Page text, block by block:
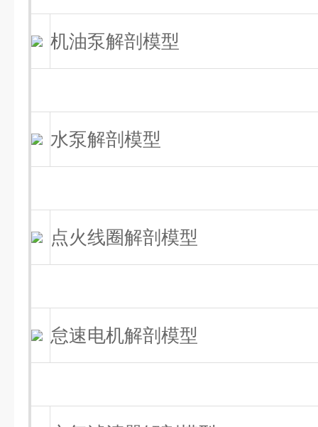
机油泵解剖模型
水泵解剖模型
点火线圈解剖模型
怠速电机解剖模型